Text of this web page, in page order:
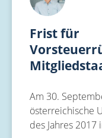
Frist für
Am 30.
österreichische
des Jahres